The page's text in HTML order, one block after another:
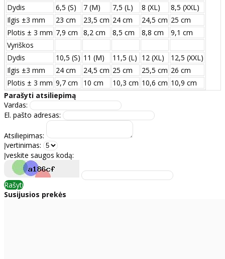
Dydis
6,5 (S) 7 (M) 7,5 (L) 8 (XL)
8,5 (XXL)
Ilgis ±3 mm
23 cm 23,5 cm 24 cm 24,5 cm 25 cm
Plotis ± 3 mm 7,9 cm 8,2 cm 8,5 cm 8,8 cm
9,1 cm
Vyriškos
Dydis
10,5 (S) 11 (M) 11,5 (L) 12 (XL)
12,5 (XXL)
Ilgis ±3 mm
24 сm 24,5 сm 25 сm 25,5 сm 26 сm
Plotis ± 3 mm 9,7 сm 10 сm 10,3 сm 10,6 сm 10,9 сm
Parašyti atsiliepimą
Vardas:
El. pašto adresas:
Atsiliepimas:
Įvertinimas:
Įveskite saugos kodą:
Rašyti
Susijusios prekės